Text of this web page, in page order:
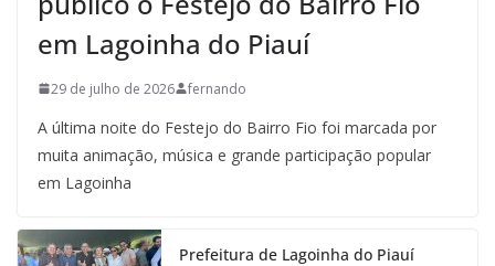
em Lagoinha do Piauí
29 de julho de 2026 fernando
A última noite do Festejo do Bairro Fio foi marcada por
muita animação, música e grande participação popular
em Lagoinha
Prefeitura de Lagoinha do Piauí